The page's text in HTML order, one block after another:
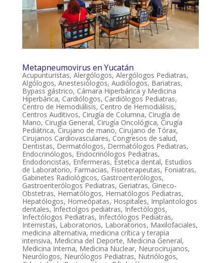
Metapneumovirus en Yucatán
Acupunturistas, Alergólogos, Alergólogos Pediatras,
Algólogos, Anestesiólogos, Audiólogos, Bariatras,
Bypass gástrico, Cámara Hiperbárica y Medicina
Hiperbárica, Cardiólogos, Cardiólogos Pediatras,
Centro de Hemodiálisis, Centro de Hemodiálisis,
Centros Auditivos, Cirugía de Columna, Cirugía de
Mano, Cirugía General,Cirugía Oncológica, Cirugía
Pediátrica, Cirujano de mano, Cirujano de Tórax,
Cirujanos Cardiovasculares, Congresos de salud,
Dentistas, Dermatólogos, Dermatólogos Pediatras,
Endocrinólogos, Endocrinólogos Pediatras,
Endodoncistas, Enfermeras, Estetica dental, Estudios
de Laboratorio, Farmacias, Fisioterapeutas, Foniatras,
Gabinetes Radiológicos, Gastroenterólogos,
Gastroenterólogos Pediatras, Geriatras,Gineco-
Obstetras, Hematólogos, Hematólogos Pediatras,
Hepatólogos, Homeópatas, Hospitales, Implantologos
dentales,Infectolgos pediatras, Infectólogos,
Infectólogos Pediatras, Infectólogos Pediatras,
Internistas, Laboratorios, Laboratorios, Maxilofaciales,
medicina alternativa, medicina crítica y terapia
intensiva, Medicina del Deporte, Medicina General,
Medicina Interna, Medicina Nuclear, Neurocirujanos,
Neurólogos, Neurólogos Pediatras, Nutriólogos,